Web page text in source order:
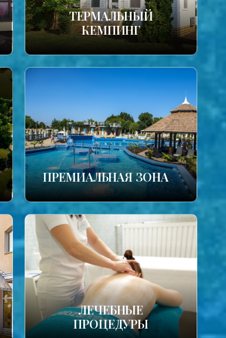
ТЕРМАЛЬНЫЙ
КЕМПИНГ
ПРЕМИАЛЬНАЯ ЗОНА
ЛЕЧЕБНЫЕ
ПРОЦЕДУРЫ